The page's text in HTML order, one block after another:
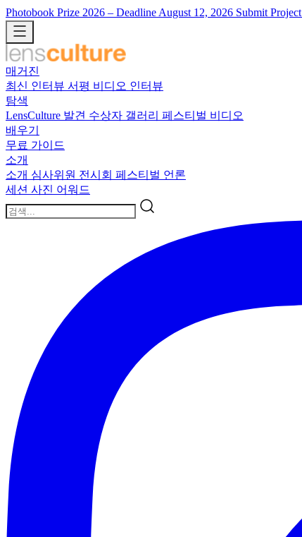
Photobook Prize 2026 – Deadline August 12, 2026 Submit Project
매거진
최신 인터뷰 서평 비디오 인터뷰
탐색
LensCulture 발견 수상자 갤러리 페스티벌 비디오
배우기
무료 가이드
소개
소개 심사위원 전시회 페스티벌 언론
세션 사진 어워드